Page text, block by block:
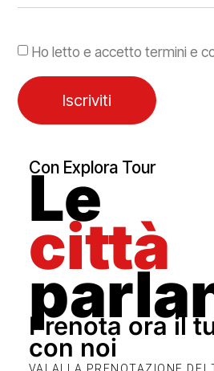
Ho letto e accetto termini e
Iscriviti
Con Explora Tour
Le
città
Prenota ora il
con noi